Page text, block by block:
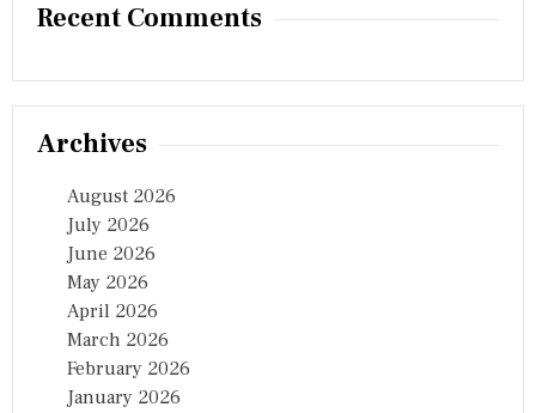
Recent Comments
Archives
August 2026
July 2026
June 2026
May 2026
April 2026
March 2026
February 2026
January 2026